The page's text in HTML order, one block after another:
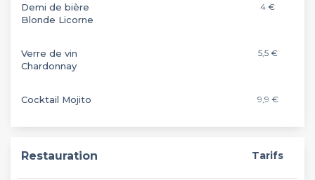
Demi de bière
Blonde Licorne
4 €
Verre de vin
Chardonnay
5,5 €
Cocktail Mojito 9,9 €
Restauration Tarifs